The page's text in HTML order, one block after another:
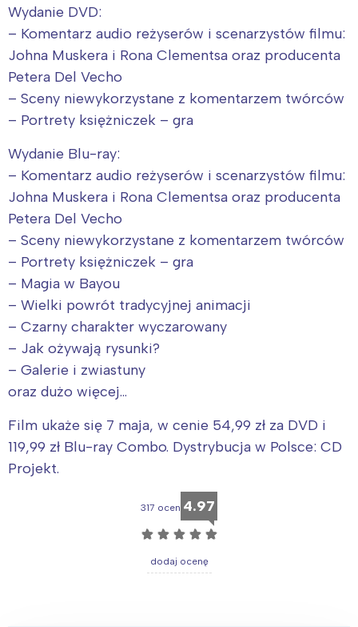
Wydanie DVD:
– Komentarz audio reżyserów i scenarzystów filmu:
Johna Muskera i Rona Clementsa oraz producenta
Petera Del Vecho
– Sceny niewykorzystane z komentarzem twórców
– Portrety księżniczek – gra
Wydanie Blu-ray:
– Komentarz audio reżyserów i scenarzystów filmu:
Johna Muskera i Rona Clementsa oraz producenta
Petera Del Vecho
– Sceny niewykorzystane z komentarzem twórców
– Portrety księżniczek – gra
– Magia w Bayou
– Wielki powrót tradycyjnej animacji
– Czarny charakter wyczarowany
– Jak ożywają rysunki?
– Galerie i zwiastuny
oraz dużo więcej…
Film ukaże się 7 maja, w cenie 54,99 zł za DVD i
119,99 zł Blu-ray Combo. Dystrybucja w Polsce: CD
Projekt.
317 ocen 4.97
☆ ☆ ☆ ☆ ☆
dodaj ocenę
Interesują mnie wydarzenia z
tego regionu:
Warszawa
Łódź
Trójmiasto
Poznań
Wrocław
Kraków
Południe
Wybieram